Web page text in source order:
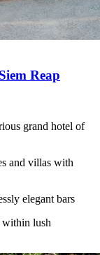
Reap
grand hotel of
and villas with
elegant bars
within lush